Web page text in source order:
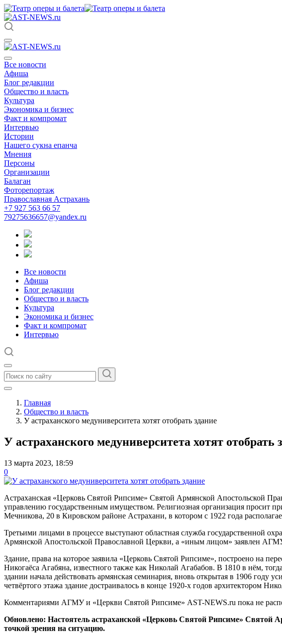
Все новости
Афиша
Блог редакции
Общество и власть
Культура
Экономика и бизнес
Факт и компромат
Интервью
Истории
Нашего сукна епанча
Мнения
Персоны
Организации
Балаган
Фоторепортаж
Православная Астрахань
+7 927 563 66 57
79275636657@yandex.ru
Все новости
Афиша
Блог редакции
Общество и власть
Культура
Экономика и бизнес
Факт и компромат
Интервью
Главная
Общество и власть
У астраханского медуниверситета хотят отобрать здание
У астраханского медуниверситета хотят отобрать
13 марта 2023, 18:59
0
Астраханская «Церковь Святой Рипсиме» Святой Армянской Апостольской
управлению государственным имуществом. Религиозная организация просит
Мечникова, 20 в Кировском районе Астрахани, в котором с 1922 года
Третьими лицами в процессе выступают областная служба государственной
Армянской Апостольской Православной Церкви, а «иным лицом» заявлен АГМУ.
Здание, права на которое заявила «Церковь Святой Рипсиме», построено на
Никогаёса Агабяна, известного также как Николай Агабабов. В 1810 в нём,
здании начала действовать армянская семинария, вновь открытая в 1906 году
четвёртого этажа здание достраивалось в конце 1920-х годов архитектором
Комментариями АГМУ и «Церкви Святой Рипсиме» AST-NEWS.ru пока не
Обновлено: Настоятель астраханской «Церковь Святой Рипсиме»
точкой зрения на ситуацию.